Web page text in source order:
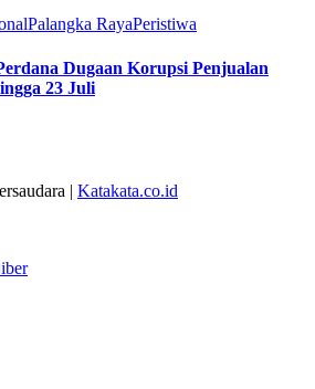
Palangka RayaPeristiwa
Dugaan Korupsi Penjualan
23 Juli
| Katakata.co.id